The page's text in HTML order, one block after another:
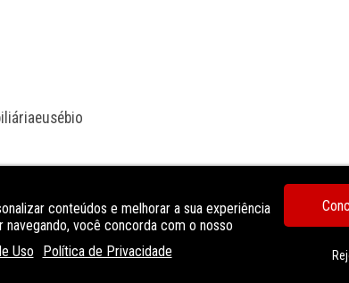
Cozinha
sala de jantar
conteúdos e melhorar a sua experiência
navegando, você concorda com o nosso
Uso
Política de Privacidade